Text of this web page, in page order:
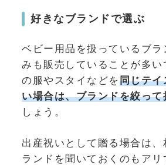
好きなブランドで選ぶ
ベビー用品を扱っているブラ
みも販売していることが多い
の服やスタイなどを同じテイ
い場合は、ブランドを絞って
しょう。
出産祝いとして贈る場合は
ランドを聞いておくのもアリ